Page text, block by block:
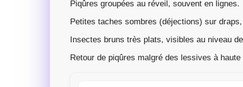
Piqûres groupées au réveil, souvent en lignes.
Petites taches sombres (déjections) sur
Insectes bruns très plats, visibles au niveau
Retour de piqûres malgré des lessives à haute